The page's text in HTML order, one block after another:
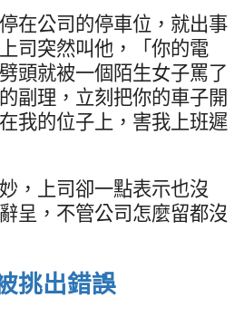
在公司的停車位，就出事
司突然叫他，「你的電
頭就被一個陌生女子罵了
副理，立刻把你的車子開
我的位子上，害我上班遲
，上司卻一點表示也沒
呈，不管公司怎麼留都沒
挑出錯誤